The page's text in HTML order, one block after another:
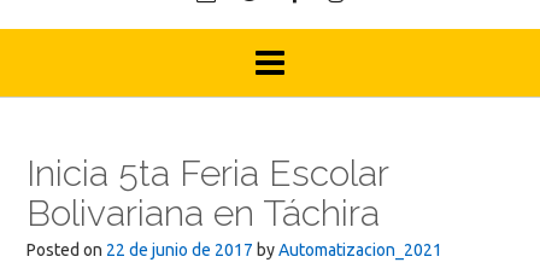
Inicia 5ta Feria Escolar
Bolivariana en Táchira
Posted on 22 de junio de 2017 byAutomatizacion_2021